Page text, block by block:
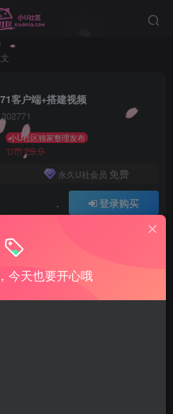
客户端+搭建视频
小U社区独家整理发布
U币29.9
永久U社会员 免费
登录购买
Q:1337861109 V:ywsy663
最新71客户端+搭
今天也要开心哦